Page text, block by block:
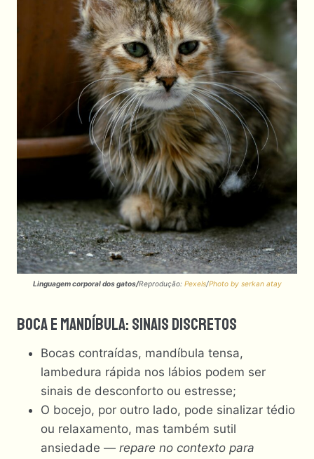
Linguagem corporal dos gatos/Reprodução: Pexels/Photo by serkan atay
Boca E Mandíbula: Sinais Discretos
Bocas contraídas, mandíbula tensa,
lambedura rápida nos lábios podem ser
sinais de desconforto ou estresse;
O bocejo, por outro lado, pode sinalizar tédio
ou relaxamento, mas também sutil
ansiedade — repare no contexto para